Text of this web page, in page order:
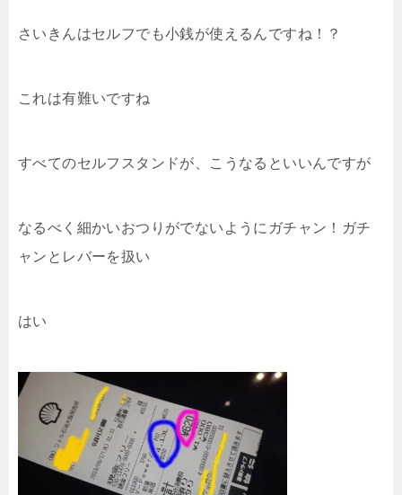
さいきんはセルフでも小銭が使えるんですね！？
これは有難いですね
すべてのセルフスタンドが、こうなるといいんですが
なるべく細かいおつりがでないようにガチャン！ガチ
ャンとレバーを扱い
はい